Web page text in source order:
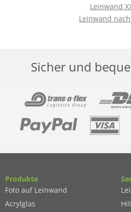
Leinwand
Leinwand
Sicher und
Produkte
Foto auf Leinwand
Acrylglas